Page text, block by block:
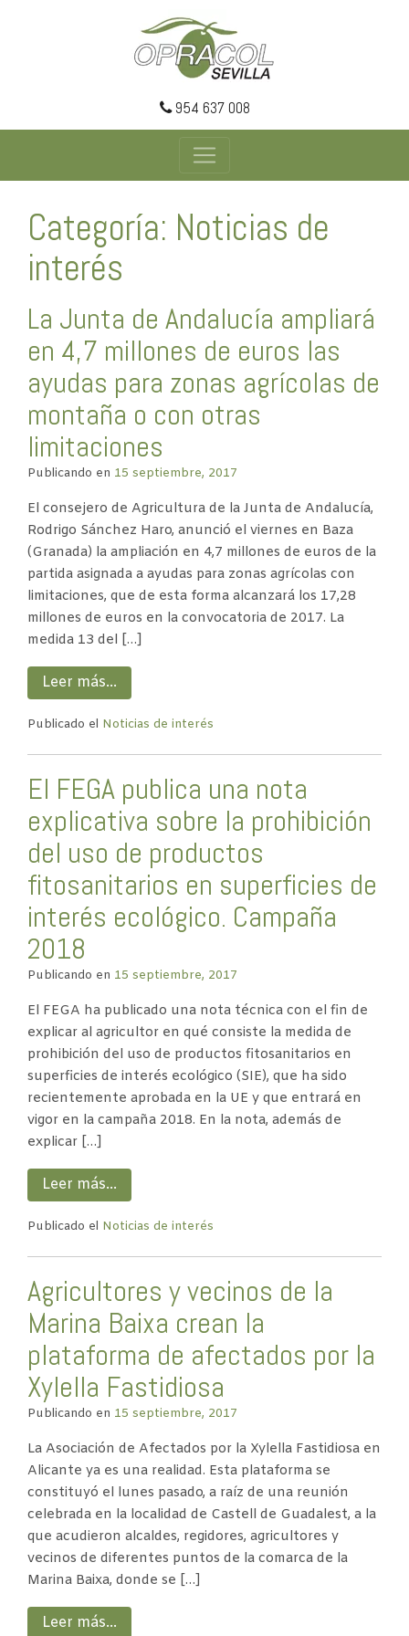
954 637 008
Categoría: Noticias de
interés
La Junta de Andalucía ampliará
en 4,7 millones de euros las
ayudas para zonas agrícolas de
montaña o con otras
limitaciones
Publicando en 15 septiembre, 2017
El consejero de Agricultura de la Junta de Andalucía,
Rodrigo Sánchez Haro, anunció el viernes en Baza
(Granada) la ampliación en 4,7 millones de euros de la
partida asignada a ayudas para zonas agrícolas con
limitaciones, que de esta forma alcanzará los 17,28
millones de euros en la convocatoria de 2017. La
medida 13 del […]
Leer más…
Publicado el Noticias de interés
El FEGA publica una nota
explicativa sobre la prohibición
del uso de productos
fitosanitarios en superficies de
interés ecológico. Campaña
2018
Publicando en 15 septiembre, 2017
El FEGA ha publicado una nota técnica con el fin de
explicar al agricultor en qué consiste la medida de
prohibición del uso de productos fitosanitarios en
superficies de interés ecológico (SIE), que ha sido
recientemente aprobada en la UE y que entrará en
vigor en la campaña 2018. En la nota, además de
explicar […]
Leer más…
Publicado el Noticias de interés
Agricultores y vecinos de la
Marina Baixa crean la
plataforma de afectados por la
Xylella Fastidiosa
Publicando en 15 septiembre, 2017
La Asociación de Afectados por la Xylella Fastidiosa en
Alicante ya es una realidad. Esta plataforma se
constituyó el lunes pasado, a raíz de una reunión
celebrada en la localidad de Castell de Guadalest, a la
que acudieron alcaldes, regidores, agricultores y
vecinos de diferentes puntos de la comarca de la
Marina Baixa, donde se […]
Leer más…